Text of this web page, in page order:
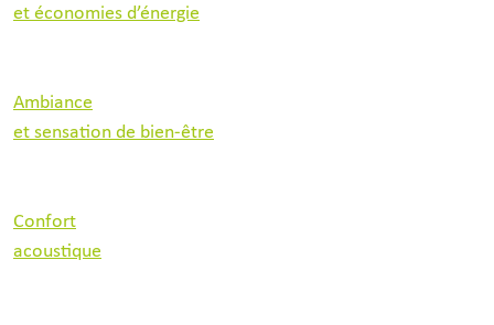
et économies d’énergie
Ambiance
et sensation de bien-être
Confort
acoustique